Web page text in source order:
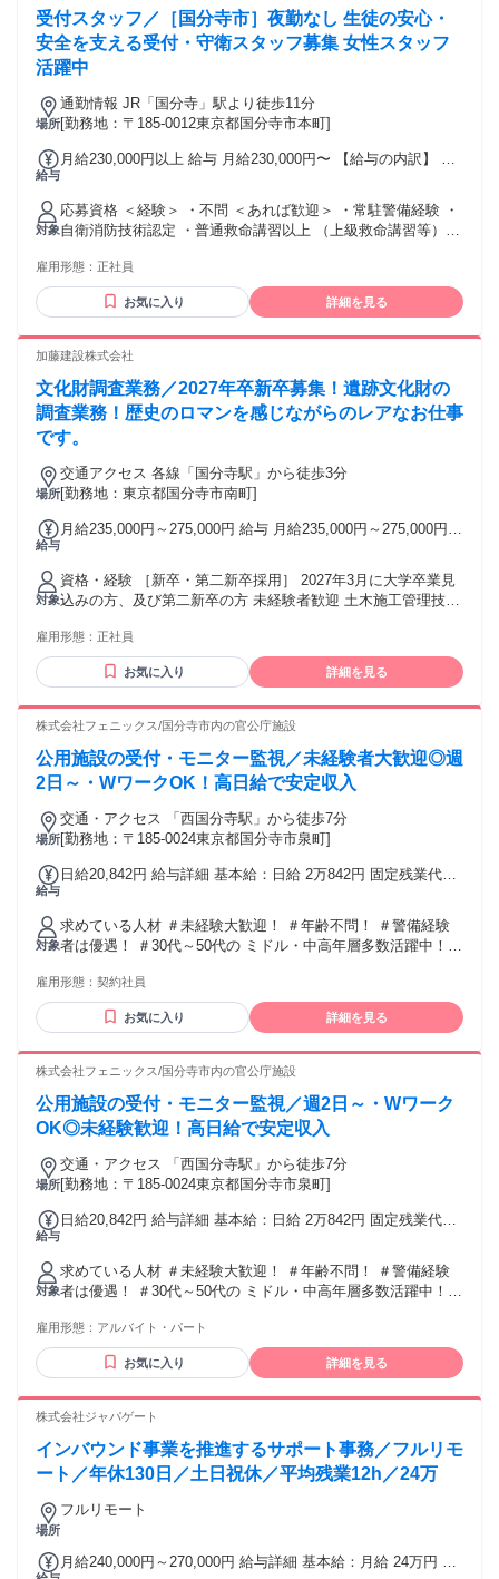
当】 ・交通費全額支給 ・出張手当 【昇給】 年12回 案件単価
が上がったら即昇給反映！
ャー企業で活躍したい方 ◎要件定義や設計などの上流工程に
もチャレンジしたい方 ◎スキルを磨いて今以上に成長したい
方 ◎とにかく収入を上げて生活を変えたい方 ◎在宅ワーク、
残業なしの環境で働きたい方 「プライベートを優先したいの
で、仕事の負担を減らしたい」 「正当に自分の今の実力を評
価してほしい」 ―そんな他社では伝えづらい希望も言いやす
Python、Ruby、PHP、Objective-C OS：Windows、Linux、
PostgreSQL、 他：CakePHP、React、AngularJS、Django、
Vue.js、Ruby on Rails、AWS
受付スタッフ／［国分寺市］夜勤なし 生徒の安心・
安全を支える受付・守衛スタッフ募集 女性スタッフ
活躍中
場所
通勤情報 JR「国分寺」駅より徒歩11分
[勤務地：〒185-0012東京都国分寺市本町]
給与
月給230,000円以上 給与 月給230,000円〜 【給与の内訳】 基
230,000円～ ※給与幅は経験・所持資格等を考慮して決定しま
す。 ※採用後は研修センター（新橋駅）にて 3日間の新任教
育を行います（時給1,226円）
対象
応募資格 ＜経験＞ ・不問 ＜あれば歓迎＞ ・常駐警備経験 ・
自衛消防技術認定 ・普通救命講習以上 （上級救命講習等）
しくは上級救命の講習資格あれば尚歓迎 （無資格でも応募
可） 守衛業務も一部含まれるため、 上記資格を未所持の方に
ついては 入社後、当社負担にて受講いただきます。
雇用形態： 正社員
お気に入り 詳細を見る
加藤建設株式会社
文化財調査業務／2027年卒新卒募集！遺跡文化財の
調査業務！歴史のロマンを感じながらのレアなお仕事
です。
場所
交通アクセス 各線「国分寺駅」から徒歩3分
[勤務地：東京都国分寺市南町]
給与
月給235,000円～275,000円 給与 月給235,000円～275,000円
対象
資格・経験 ［新卒・第二新卒採用］ 2027年3月に大学卒業見
込みの方、及び第二新卒の方 未経験者歓迎 土木施工管理技
雇用形態： 正社員
お気に入り 詳細を見る
株式会社フェニックス/国分寺市内の官公庁施設
公用施設の受付・モニター監視／未経験者大歓迎◎週
2日～・WワークOK！高日給で安定収入
場所
交通・アクセス 「⻄国分寺駅」から徒歩7分
[勤務地：〒185-0024東京都国分寺市泉町]
給与
日給20,842円 給与詳細 基本給：日給 2万842円 固定残業代：
手当金額：なし 全員に一律で支払われるその他手当金額：あ
り 警備員指導教育責任者1号かつ 施設警備業検定2級保持者は
資格手当32,000円/月を支給
対象
求めている人材 ＃未経験大歓迎！ ＃年齢不問！ ＃警備経験
者は優遇！ ＃30代～50代の ミドル・中高年層多数活躍中！ #
応援！ 「過去の経験を活かして社会復帰したい」 そんな想い
も応援します! ＼こんな経験活かせます！／ 今回募集するお
仕事では、 【警備員】【交通誘導警備員】 【施設警備員】等
現在活躍中のスタッフも、 【飲食店】【製造業】【販売職】
界】 【個人事業主】など様々！
雇用形態： 契約社員
お気に入り 詳細を見る
株式会社フェニックス/国分寺市内の官公庁施設
公用施設の受付・モニター監視／週2日～・Wワーク
OK◎未経験歓迎！高日給で安定収入
場所
交通・アクセス 「⻄国分寺駅」から徒歩7分
[勤務地：〒185-0024東京都国分寺市泉町]
給与
日給20,842円 給与詳細 基本給：日給 2万842円 固定残業代：
手当金額：なし 全員に一律で支払われるその他手当金額：な
し 警備員指導教育責任者1号かつ 施設警備業検定2級保持者は
資格手当32,000円/月を支給
対象
求めている人材 ＃未経験大歓迎！ ＃年齢不問！ ＃警備経験
者は優遇！ ＃30代～50代の ミドル・中高年層多数活躍中！ #
応援！ 「過去の経験を活かして社会復帰したい」 そんな想い
も応援します! ＼こんな経験活かせます！／ 今回募集するお
仕事では、 【警備員】【交通誘導警備員】 【施設警備員】等
現在活躍中のスタッフも、 【飲食店】【製造業】【販売職】
界】 【個人事業主】など様々！
雇用形態： アルバイト・パート
お気に入り 詳細を見る
株式会社ジャパゲート
インバウンド事業を推進するサポート事務／フルリモ
ート／年休130日／土日祝休／平均残業12h／24万
場所
フルリモート
月給240,000円～270,000円 給与詳細 基本給：月給 24万円 〜